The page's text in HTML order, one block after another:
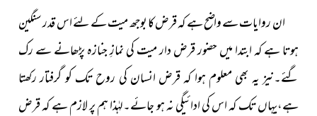
ان روایات سے واضح ہے کہ قرض کا بوجھ میت کے لئے اس قدر سنگین
ہوتا ہے کہ ابتدا میں حضور قرض دار میت کی نمازِ جنازہ پڑھانے سے رک
گئے۔نیز یہ بھی معلوم ہوا کہ قرض انسان کی روح تک کو گرفتار رکھتا
ہے،یہاں تک کہ اس کی ادائیگی نہ ہو جائے۔لہٰذا ہم پر لازم ہے کہ قرض